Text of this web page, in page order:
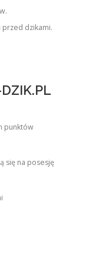
dzikami.
punktów
się na posesję